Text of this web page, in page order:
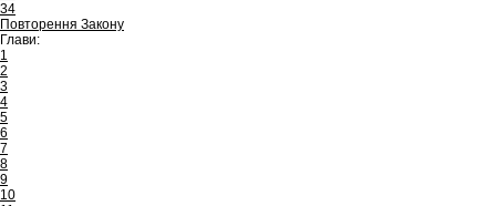
34
Повторення Закону
Глави:
1
2
3
4
5
6
7
8
9
10